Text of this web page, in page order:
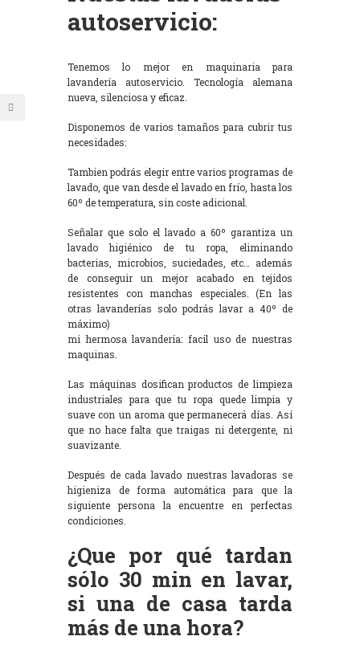
autoservicio:
Tenemos lo mejor en maquinaria para
lavandería autoservicio. Tecnología alemana
nueva, silenciosa y eficaz.
Disponemos de varios tamaños para cubrir tus
necesidades:
Tambien podrás elegir entre varios programas de
lavado, que van desde el lavado en frío, hasta los
60º de temperatura, sin coste adicional.
Señalar que solo el lavado a 60º garantiza un
lavado higiénico de tu ropa, eliminando
bacterias, microbios, suciedades, etc… además
de conseguir un mejor acabado en tejidos
resistentes con manchas especiales. (En las
otras lavanderías solo podrás lavar a 40º de
máximo)
mi hermosa lavandería: facil uso de nuestras
maquinas.
Las máquinas dosifican productos de limpieza
industriales para que tu ropa quede limpia y
suave con un aroma que permanecerá días. Así
que no hace falta que traigas ni detergente, ni
suavizante.
Después de cada lavado nuestras lavadoras se
higieniza de forma automática para que la
siguiente persona la encuentre en perfectas
condiciones.
¿Que por qué tardan
sólo 30 min en lavar,
si una de casa tarda
más de una hora?